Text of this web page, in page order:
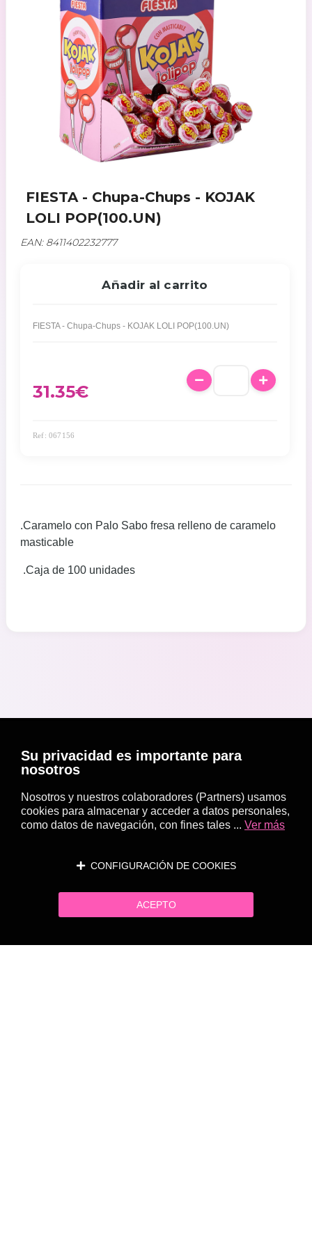
FIESTA - Chupa-Chups - KOJAK
LOLI POP(100.UN)
EAN: 8411402232777
Añadir al carrito
FIESTA - Chupa-Chups - KOJAK LOLI POP(100.UN)
31.35€
Ref: 067156
.Caramelo con Palo Sabo fresa relleno de caramelo
masticable
.Caja de 100 unidades
Su privacidad es importante para
nosotros
Nosotros y nuestros colaboradores (Partners) usamos
cookies para almacenar y acceder a datos personales,
como datos de navegación, con fines tales ... Ver más
CONFIGURACIÓN DE COOKIES
ACEPTO